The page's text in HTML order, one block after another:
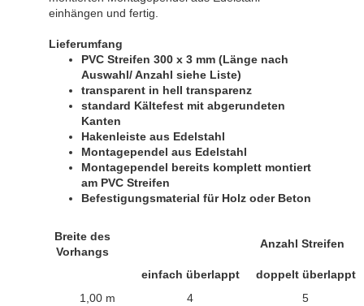
einhängen und fertig.
Lieferumfang
PVC Streifen 300 x 3 mm (Länge nach
Auswahl/ Anzahl siehe Liste)
transparent in hell transparenz
standard Kältefest mit abgerundeten
Kanten
Hakenleiste aus Edelstahl
Montagependel aus Edelstahl
Montagependel bereits komplett montiert
am PVC Streifen
Befestigungsmaterial für Holz oder Beton
Breite des
Vorhangs
Anzahl Streifen
einfach überlappt
doppelt überlappt
1,00 m
4
5